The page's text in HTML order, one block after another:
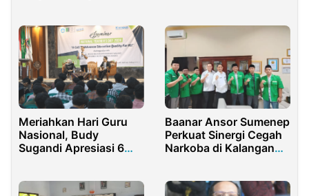
Meriahkan Hari Guru
Nasional, Budy
Sugandi Apresiasi 6
Baanar Ansor Sumenep
Perkuat Sinergi Cegah
Narkoba di Kalangan